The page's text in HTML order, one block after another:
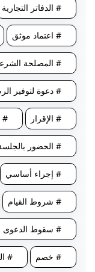
# الدفاتر التجارية
# اعتماد موثق
# المصلحة
# دعوة لتوفير
# الإقرار #
# الحضور
# إجراء أساسي
# شروط القيام
# سقوط الدعوى
# خصم #